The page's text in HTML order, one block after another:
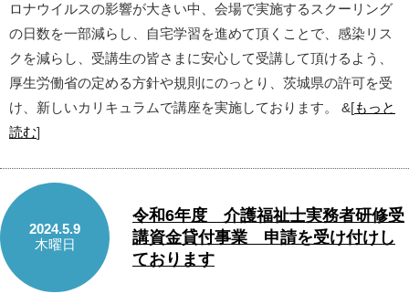
ロナウイルスの影響が大きい中、会場で実施するスクーリング
の日数を一部減らし、自宅学習を進めて頂くことで、感染リス
クを減らし、受講生の皆さまに安心して受講して頂けるよう、
厚生労働省の定める方針や規則にのっとり、茨城県の許可を受
け、新しいカリキュラムで講座を実施しております。 &[もっと
読む]
2024.5.9
木曜日
令和6年度 介護福祉士実務者研修受
講資金貸付事業 申請を受け付けし
ております